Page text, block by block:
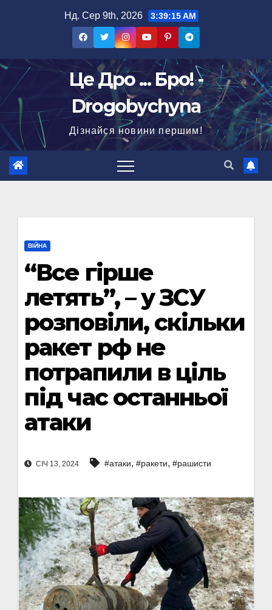
Нд. Сер 9th, 2026 3:39:16 AM
Це Дро ... Бро! -
Drogobychyna
Дізнайся новини першим!
ВІЙНА
“Все гірше
летять”, – у ЗСУ
розповіли, скільки
ракет рф не
потрапили в ціль
під час останньої
атаки
СІЧ 13, 2024 #атаки, #ракети, #рашисти